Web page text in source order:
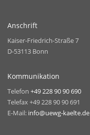
Anschrift
Kaiser-Friedrich-Straße 7
D-53113 Bonn
Kommunikation
Telefon +49 228 90 90 690
Telefax +49 228 90 90 691
E-Mail: info@uewg-kaelte.de